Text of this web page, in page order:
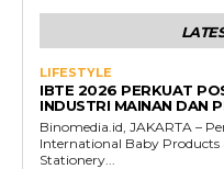
LIFESTYLE
IBTE 2026 PERKUAT
INDUSTRI MAINAN DAN
Binomedia.id, JAKARTA –
International Baby Products
Stationery...